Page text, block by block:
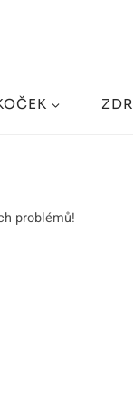
problémů!